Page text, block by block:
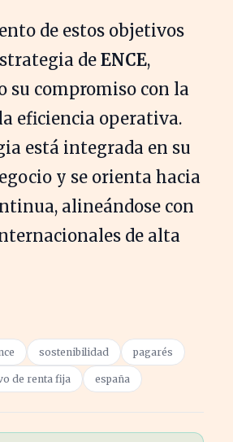
de estos objetivos
de ENCE,
su compromiso con la
eficiencia operativa.
está integrada en su
y se orienta hacia
alineándose con
de alta
sostenibilidad pagarés
de renta fija españa